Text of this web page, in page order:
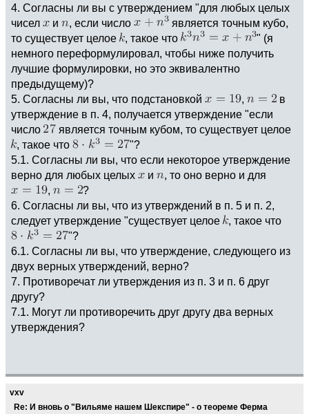
4. Согласны ли вы с утверждением "для любых целых
чисел
и , если число
является точным кубо,
то существует целое
, такое что
" (я
немного переформулировал, чтобы ниже получить
лучшие формулировки, но это эквивалентно
предыдущему)?
5. Согласны ли вы, что подстановкой
,
в
утверждение в п. 4, получается утверждение "если
число
является точным кубом, то существует целое
, такое что
"?
5.1. Согласны ли вы, что если некоторое утверждение
верно для любых целых
и
, то оно верно и для
,
?
6. Согласны ли вы, что из утверждений в п. 5 и п. 2,
следует утверждение "существует целое
, такое что
"?
6.1. Согласны ли вы, что утверждение, следующего из
двух верных утверждений, верно?
7. Противоречат ли утверждения из п. 3 и п. 6 друг
другу?
7.1. Могут ли противоречить друг другу два верных
утверждения?
vxv
Re: И вновь о "Вильяме нашем Шекспире" - о теореме Ферма